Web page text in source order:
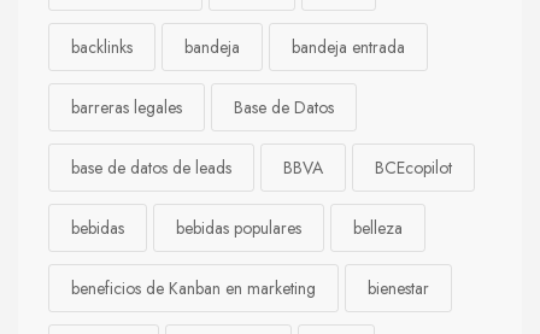
backlinks bandeja bandeja entrada
barreras legales Base de Datos
base de datos de leads BBVA BCEcopilot
bebidas bebidas populares belleza
beneficios de Kanban en marketing bienestar